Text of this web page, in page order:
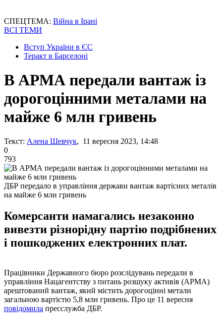
СПЕЦТЕМА: Війна в Ірані
ВСІ ТЕМИ
Вступ України в ЄС
Теракт в Барселоні
В АРМА передали вантаж із
дорогоцінними металами на
майже 6 млн гривень
Текст: Алена Шевчук, 11 вересня 2023, 14:48
0
793
ДБР передало в управління держави вантаж вартісних металів
на майже 6 млн гривень
Комерсанти намагались незаконно
вивезти різнорідну партію подрібнених
і пошкоджених електронних плат.
Працівники Державного бюро розслідувань передали в
управління Нацагентству з питань розшуку активів (АРМА)
арештований вантаж, який містить дорогоцінні метали
загальною вартістю 5,8 млн гривень. Про це 11 вересня
повідомила пресслужба ДБР.